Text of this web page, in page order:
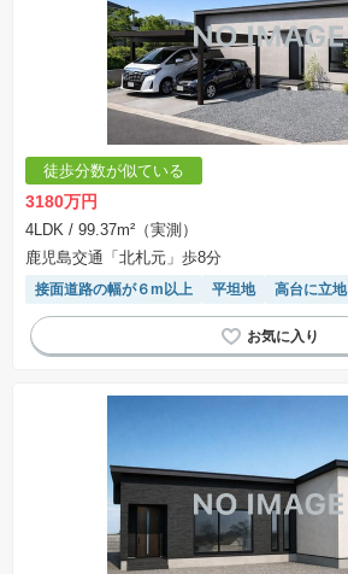
徒歩分数が似ている
3180万円
4LDK / 99.37m²（実測）
鹿児島交通「北札元」歩8分
接面道路の幅が６m以上 平坦地 高台に立地